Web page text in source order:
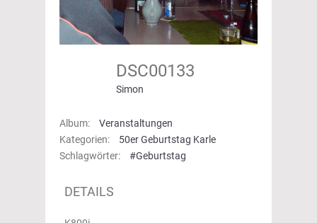
DSC00133
Simon
Album:
Veranstaltungen
Kategorien:
50er Geburtstag Karle
Schlagwörter:
#Geburtstag
DETAILS